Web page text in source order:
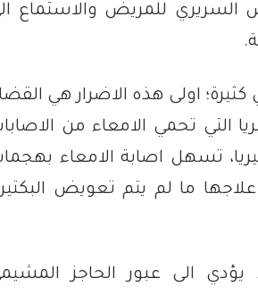
السريري للمريض والاستماع
اولى هذه الاضرار هي
التي تحمي الامعاء من
تسهل اصابة الامعاء
ما لم يتم تعويض
يؤدي الى عبور الحاجز